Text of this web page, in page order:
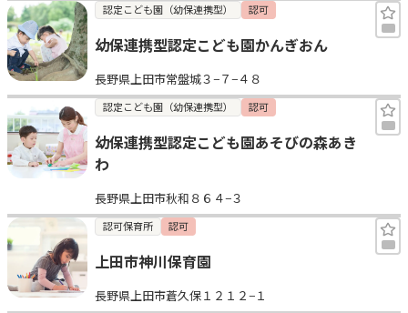
認定こども園（幼保連携型） 認可
幼保連携型認定こども園かんぎおん
長野県上田市常盤城３−７−４８
認定こども園（幼保連携型） 認可
幼保連携型認定こども園あそびの森あき
わ
長野県上田市秋和８６４−３
認可保育所 認可
上田市神川保育園
長野県上田市蒼久保１２１２−１